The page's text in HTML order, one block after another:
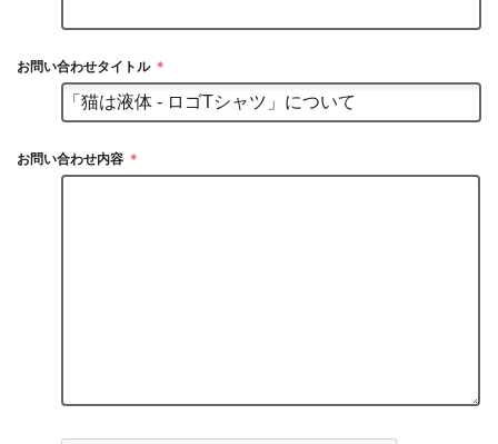
お問い合わせタイトル ＊
お問い合わせ内容 ＊